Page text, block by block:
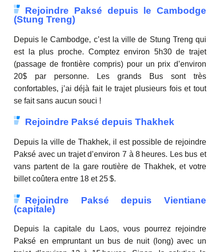
Rejoindre Paksé depuis le Cambodge
(Stung Treng)
Depuis le Cambodge, c’est la ville de Stung Treng qui
est la plus proche. Comptez environ 5h30 de trajet
(passage de frontière compris) pour un prix d’environ
20$ par personne. Les grands Bus sont très
confortables, j’ai déjà fait le trajet plusieurs fois et tout
se fait sans aucun souci !
Rejoindre Paksé depuis Thakhek
Depuis la ville de Thakhek, il est possible de rejoindre
Paksé avec un trajet d’environ 7 à 8 heures. Les bus et
vans partent de la gare routière de Thakhek, et votre
billet coûtera entre 18 et 25 $.
Rejoindre Paksé depuis Vientiane
(capitale)
Depuis la capitale du Laos, vous pourrez rejoindre
Paksé en empruntant un bus de nuit (long) avec un